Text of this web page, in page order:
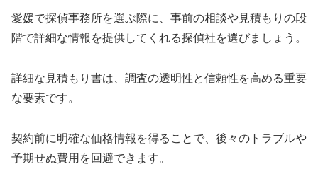
愛媛で探偵事務所を選ぶ際に、事前の相談や見積もりの段
階で詳細な情報を提供してくれる探偵社を選びましょう。
詳細な見積もり書は、調査の透明性と信頼性を高める重要
な要素です。
契約前に明確な価格情報を得ることで、後々のトラブルや
予期せぬ費用を回避できます。